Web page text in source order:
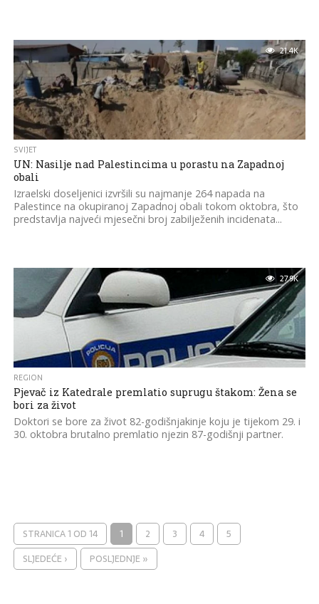
21.4K
SVIJET
UN: Nasilje nad Palestincima u porastu na Zapadnoj
obali
Izraelski doseljenici izvršili su najmanje 264 napada na
Palestince na okupiranoj Zapadnoj obali tokom oktobra, što
predstavlja najveći mjesečni broj zabilježenih incidenata...
27.9K
REGION
Pjevač iz Katedrale premlatio suprugu štakom: Žena se
bori za život
Doktori se bore za život 82-godišnjakinje koju je tijekom 29. i
30. oktobra brutalno premlatio njezin 87-godišnji partner.
STRANICA 1 OD 14 1 2 3 4
5
SLJEDEĆE ›
POSLJEDNJE »